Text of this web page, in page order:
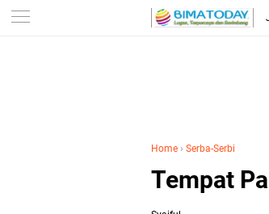
-->
Home › Serba-Serbi
Tempat